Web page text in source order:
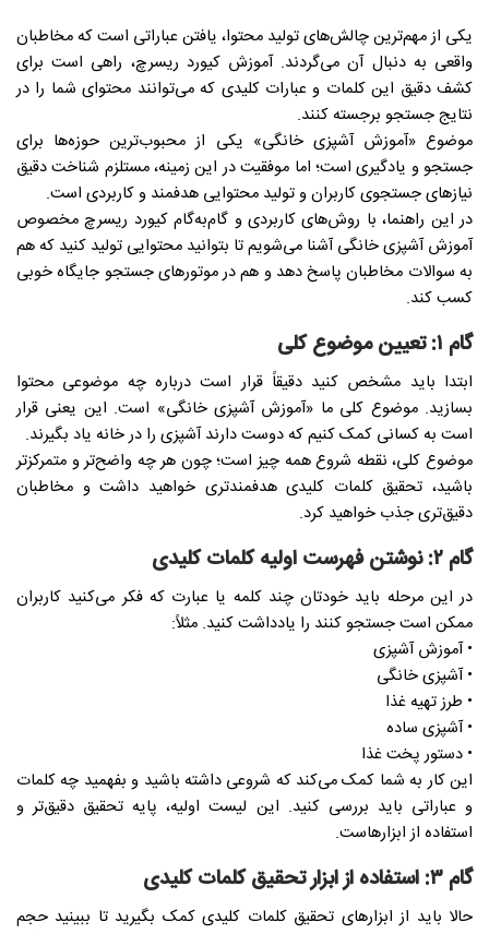
یکی از مهم‌ترین چالش‌های تولید محتوا، یافتن عباراتی است که مخاطبان
واقعی به دنبال آن می‌گردند. آموزش کیورد ریسرچ، راهی است برای
کشف دقیق این کلمات و عبارات کلیدی که می‌توانند محتوای شما را در
نتایج جستجو برجسته کنند.
موضوع «آموزش آشپزی خانگی» یکی از محبوب‌ترین حوزه‌ها برای
جستجو و یادگیری است؛ اما موفقیت در این زمینه، مستلزم شناخت دقیق
نیازهای جستجوی کاربران و تولید محتوایی هدفمند و کاربردی است.
در این راهنما، با روش‌های کاربردی و گام‌به‌گام کیورد ریسرچ مخصوص
آموزش آشپزی خانگی آشنا می‌شویم تا بتوانید محتوایی تولید کنید که هم
به سوالات مخاطبان پاسخ دهد و هم در موتورهای جستجو جایگاه خوبی
کسب کند.
گام ۱: تعیین موضوع کلی
ابتدا باید مشخص کنید دقیقاً قرار است درباره چه موضوعی محتوا
بسازید. موضوع کلی ما «آموزش آشپزی خانگی» است. این یعنی قرار
است به کسانی کمک کنیم که دوست دارند آشپزی را در خانه یاد بگیرند.
موضوع کلی، نقطه شروع همه چیز است؛ چون هر چه واضح‌تر و متمرکزتر
باشید، تحقیق کلمات کلیدی هدفمندتری خواهید داشت و مخاطبان
دقیق‌تری جذب خواهید کرد.
گام ۲: نوشتن فهرست اولیه کلمات کلیدی
در این مرحله باید خودتان چند کلمه یا عبارت که فکر می‌کنید کاربران
ممکن است جستجو کنند را یادداشت کنید. مثلاً:
• آموزش آشپزی
• آشپزی خانگی
• طرز تهیه غذا
• آشپزی ساده
• دستور پخت غذا
این کار به شما کمک می‌کند که شروعی داشته باشید و بفهمید چه کلمات
و عباراتی باید بررسی کنید. این لیست اولیه، پایه تحقیق دقیق‌تر و
استفاده از ابزارهاست.
گام ۳: استفاده از ابزار تحقیق کلمات کلیدی
حالا باید از ابزارهای تحقیق کلمات کلیدی کمک بگیرید تا ببینید حجم